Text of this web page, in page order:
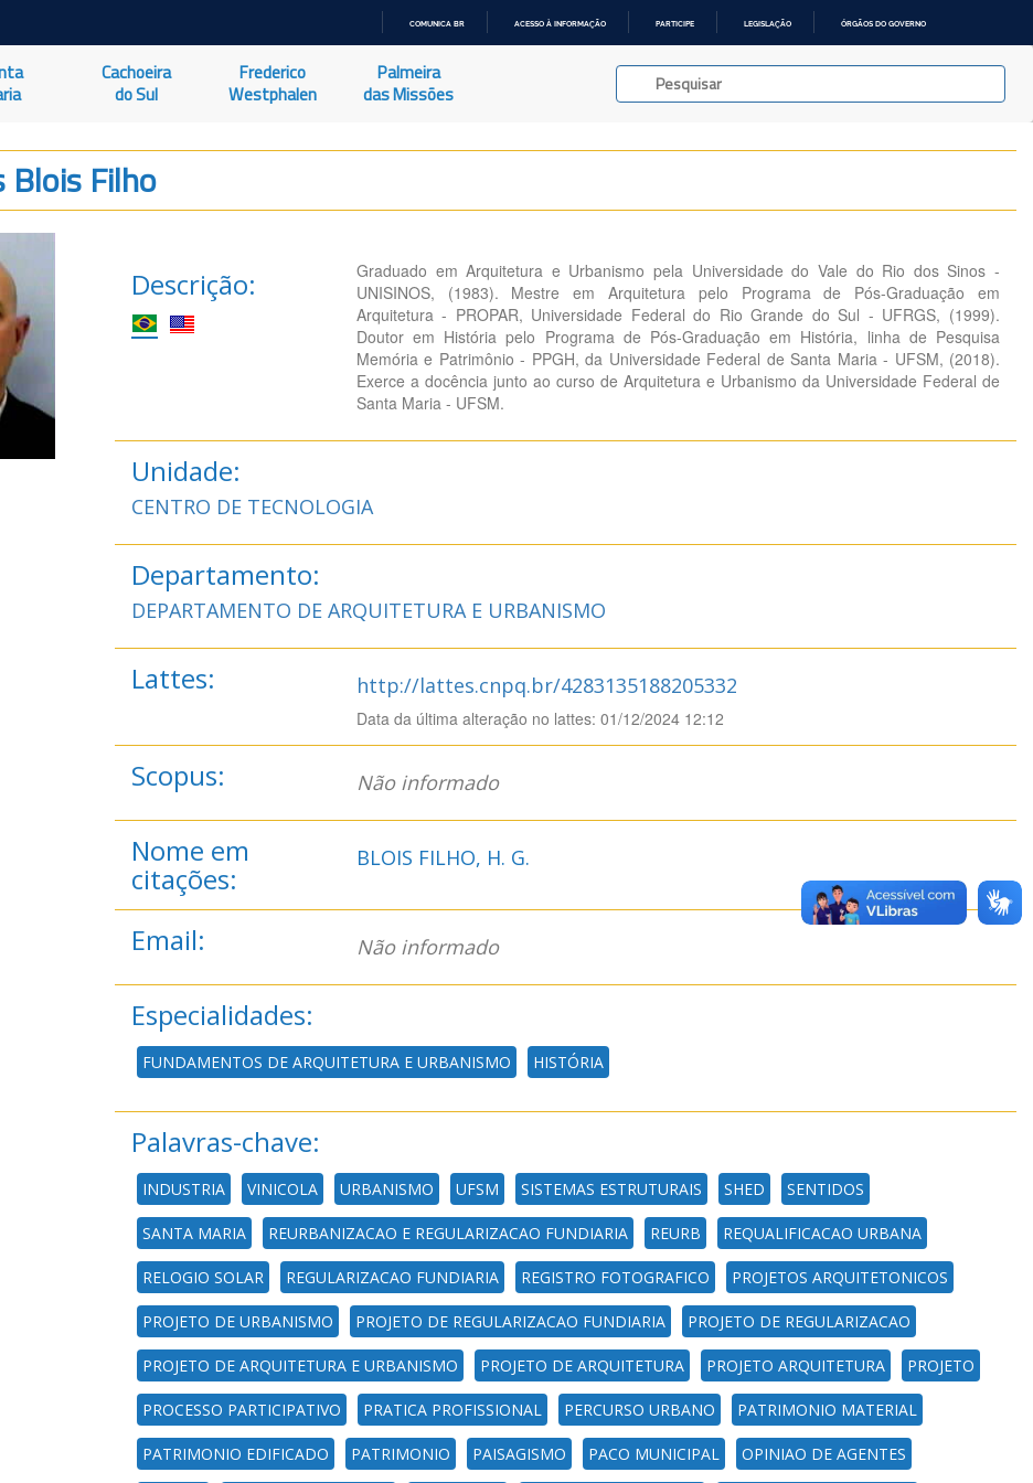
O
COMUNICA BR ACESSO À INFORMAÇÃO PARTICIPE LEGISLAÇÃO ÓRGÃOS DO GOVERNO
Cachoeira
do Sul
Frederico
Westphalen
Palmeira
das Missões
Blois Filho
Descrição:
Graduado em Arquitetura e Urbanismo pela Universidade do Vale do Rio dos Sinos -
UNISINOS, (1983). Mestre em Arquitetura pelo Programa de Pós-Graduação em
Arquitetura - PROPAR, Universidade Federal do Rio Grande do Sul - UFRGS, (1999).
Doutor em História pelo Programa de Pós-Graduação em História, linha de Pesquisa
Memória e Patrimônio - PPGH, da Universidade Federal de Santa Maria - UFSM, (2018).
Exerce a docência junto ao curso de Arquitetura e Urbanismo da Universidade Federal de
Santa Maria - UFSM.
Unidade:
CENTRO DE TECNOLOGIA
Departamento:
DEPARTAMENTO DE ARQUITETURA E URBANISMO
Lattes: http://lattes.cnpq.br/4283135188205332
Data da última alteração no lattes: 01/12/2024 12:12
Scopus: Não informado
Nome em
citações:
BLOIS FILHO, H. G.
Email: Não informado
Especialidades:
FUNDAMENTOS DE ARQUITETURA E URBANISMO HISTÓRIA
Palavras-chave:
INDUSTRIA VINICOLA URBANISMO UFSM SISTEMAS ESTRUTURAIS SHED SENTIDOS
SANTA MARIA REURBANIZACAO E REGULARIZACAO FUNDIARIA REURB REQUALIFICACAO URBANA
RELOGIO SOLAR REGULARIZACAO FUNDIARIA REGISTRO FOTOGRAFICO PROJETOS ARQUITETONICOS
PROJETO DE URBANISMO PROJETO DE REGULARIZACAO FUNDIARIA PROJETO DE REGULARIZACAO
PROJETO DE ARQUITETURA E URBANISMO PROJETO DE ARQUITETURA PROJETO ARQUITETURA PROJETO
PROCESSO PARTICIPATIVO PRATICA PROFISSIONAL PERCURSO URBANO PATRIMONIO MATERIAL
PATRIMONIO EDIFICADO PATRIMONIO PAISAGISMO PACO MUNICIPAL OPINIAO DE AGENTES